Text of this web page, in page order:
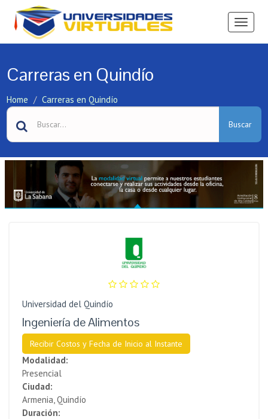
Ver
Carreras en Quindío
Home Carreras en Quindío
Buscar
Universidad del Quindío
Ingeniería de Alimentos
Recibir Costos y Fecha de Inicio al Instante
Modalidad:
Presencial
Ciudad:
Armenia, Quindío
Duración: